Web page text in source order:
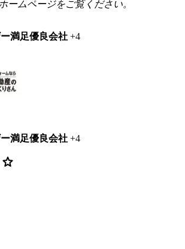
ームページをご覧ください。
満足優良会社 +4
満足優良会社 +4
star